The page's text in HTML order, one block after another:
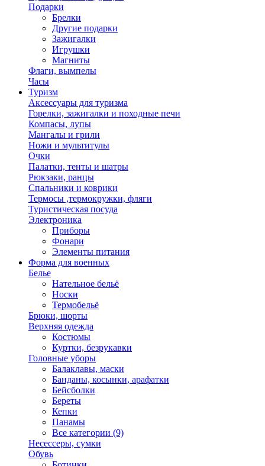
Подарки
Брелки
Другие подарки
Зажигалки
Игрушки
Магниты
Флаги, вымпелы
Часы
Туризм
Аксессуары для туризма
Горелки, зажигалки и походные печи
Компасы, лупы
Мангалы и грили
Ножи и мультитулы
Очки
Палатки, тенты и шатры
Рюкзаки, ранцы
Спальники и коврики
Термосы ,термокружки, фляги
Туристическая посуда
Электроника
Приборы
Фонари
Элементы питания
Форма для военных
Белье
Нательное бельё
Носки
Термобельё
Брюки, шорты
Верхняя одежда
Костюмы
Куртки, безрукавки
Головные уборы
Балаклавы, маски
Банданы, косынки, арафатки
Бейсболки
Береты
Кепки
Панамы
Все категории (9)
Несессеры, сумки
Обувь